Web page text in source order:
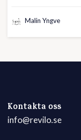
Malin Yngve
Kontakta oss
info@revilo.se